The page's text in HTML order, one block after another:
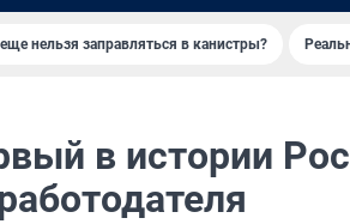
еще нельзя заправляться в канистры?
в истории